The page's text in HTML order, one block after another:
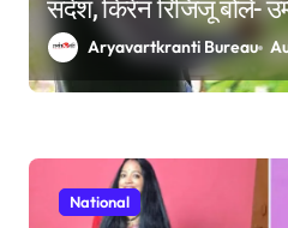
संदेश, किरेन रिजिजू बोले-
बिल का बिना शर्त करेंगे
Aryavartkranti Bureau
National